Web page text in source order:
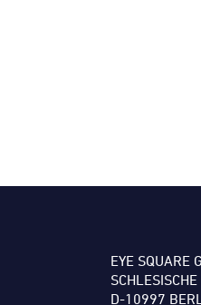
EYE SQUARE
D-10997